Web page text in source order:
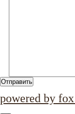
Отправить
powered by